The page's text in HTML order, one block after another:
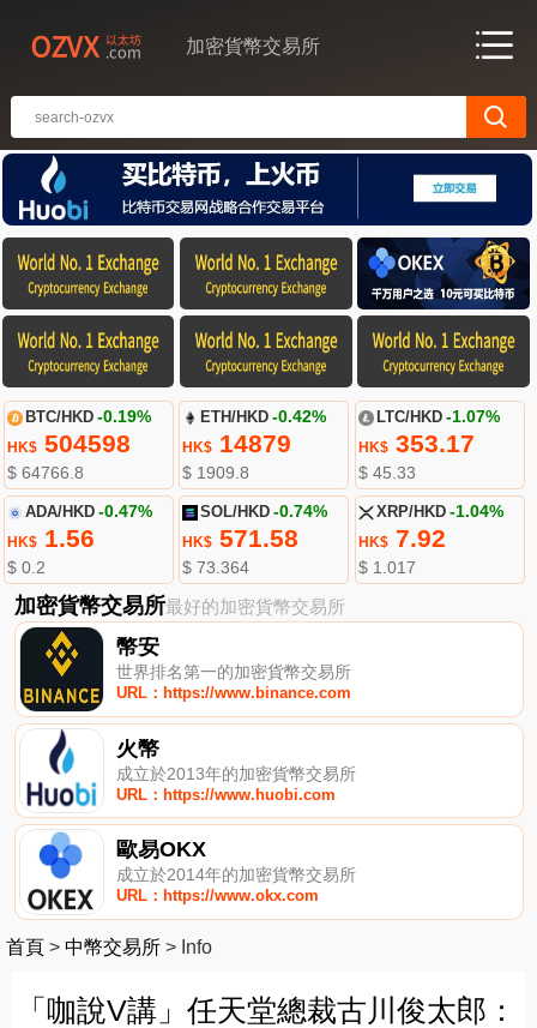
加密貨幣交易所
BTC/HKD -0.19%
HK$504598
$ 64766.8
ETH/HKD -0.42%
HK$ 14879
$ 1909.8
LTC/HKD -1.07%
HK$353.17
$ 45.33
ADA/HKD -0.47%
HK$1.56
$ 0.2
SOL/HKD -0.74%
HK$ 571.58
$ 73.364
XRP/HKD -1.04%
HK$7.92
$ 1.017
加密貨幣交易所最好的加密貨幣交易所
幣安
世界排名第一的加密貨幣交易所
URL：https://www.binance.com
火幣
成立於2013年的加密貨幣交易所
URL：https://www.huobi.com
歐易OKX
成立於2014年的加密貨幣交易所
URL：https://www.okx.com
首頁 > 中幣交易所 > Info
「咖說V講」任天堂總裁古川俊太郎：